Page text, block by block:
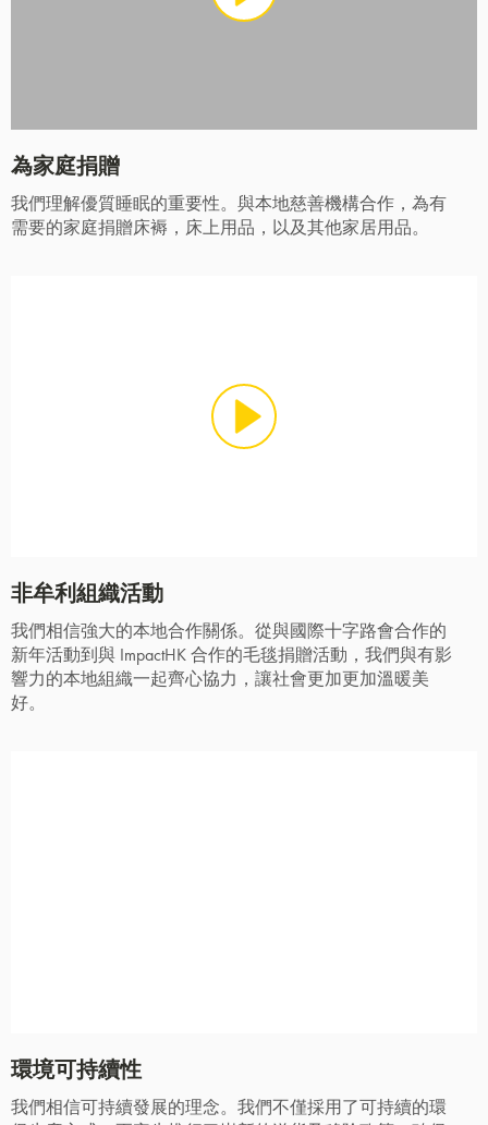
為家庭捐贈
我們理解優質睡眠的重要性。與本地慈善機構合作，為有
需要的家庭捐贈床褥，床上用品，以及其他家居用品。
非牟利組織活動
我們相信強大的本地合作關係。從與國際十字路會合作的
新年活動到與 ImpactHK 合作的毛毯捐贈活動，我們與有影
響力的本地組織一起齊心協力，讓社會更加更加溫暖美
好。
環境可持續性
我們相信可持續發展的理念。我們不僅採用了可持續的環